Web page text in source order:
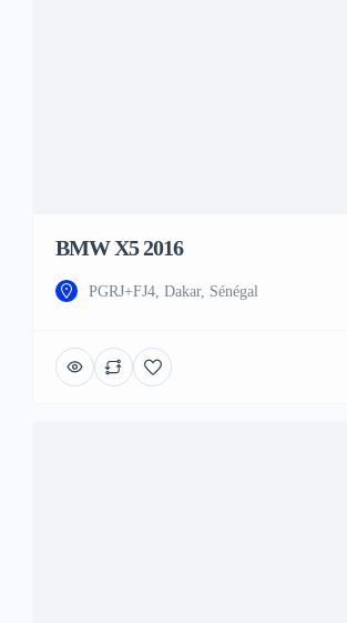
BMW X5 2016
PGRJ+FJ4, Dakar, Sénégal